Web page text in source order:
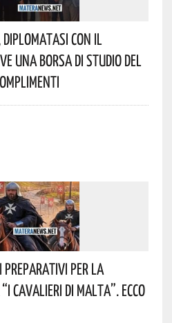
Con Il
Una Borsa Di Studio Del
Preparativi Per La
DI MALTA”. Ecco